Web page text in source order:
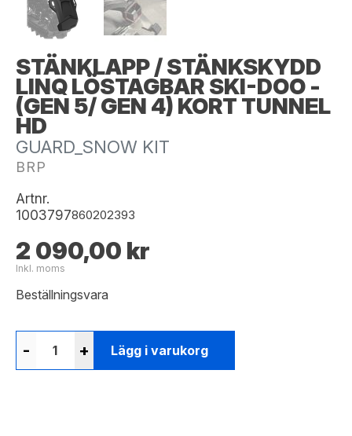
STÄNKLAPP / STÄNKSKYDD
LINQ LÖSTAGBAR SKI-DOO -
(GEN 5/ GEN 4) KORT TUNNEL
HD
GUARD_SNOW KIT
BRP
Artnr.
1003797860202393
2 090,00 kr
Inkl. moms
Beställningsvara
- + Lägg i varukorg